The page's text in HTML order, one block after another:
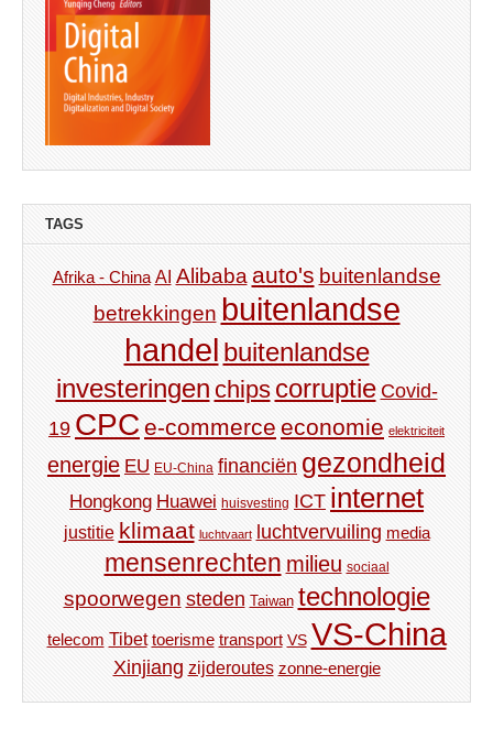
TAGS
Afrika - China AI Alibaba auto's buitenlandse
betrekkingen buitenlandse
handel buitenlandse
investeringen chips corruptie Covid-
19 CPC e-commerce economie elektriciteit
energie EU EU-China financiën gezondheid
Hongkong Huawei huisvesting ICT internet
justitie klimaat luchtvaart luchtvervuiling media
mensenrechten milieu sociaal
spoorwegen steden Taiwan technologie
telecom Tibet toerisme transport VS VS-China
Xinjiang zijderoutes zonne-energie